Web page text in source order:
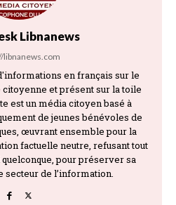
Libnanews
libnanews.com
en français sur le
et présent sur la toile
est un média citoyen basé à
de jeunes bénévoles de
œuvrant ensemble pour la
factuelle neutre, refusant tout
pour préserver sa
de l’information.